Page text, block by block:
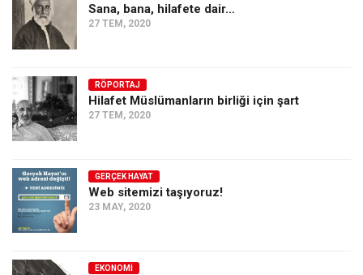
Sana, bana, hilafete dair…
27 TEM, 2020
RÖPORTAJ
Hilafet Müslümanların birliği için şart
27 TEM, 2020
GERÇEK HAYAT
Web sitemizi taşıyoruz!
23 MAY, 2020
EKONOMI